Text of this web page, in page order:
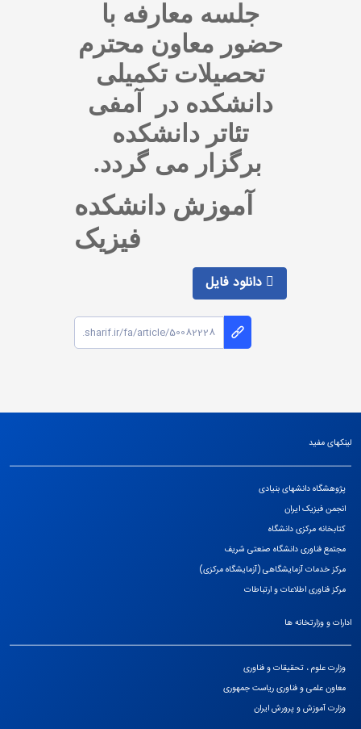
جلسه معارفه با
حضور معاون محترم
تحصیلات تکمیلی
دانشکده در آمفی
تئاتر دانشکده
برگزار می گردد.
آموزش دانشکده
فیزیک
دانلود فایل
لینکهای مفید
پژوهشگاه دانشهای بنیادی
انجمن فیزیک ایران
کتابخانه مرکزی دانشگاه
مجتمع فناوری دانشگاه صنعتی شریف
مرکز خدمات آزمایشگاهی (آزمایشگاه مرکزی)
مرکز فناوری اطلاعات و ارتباطات
ادارات و وزارتخانه ها
وزارت علوم ، تحقیقات و فناوری
معاون علمی و فناوری ریاست جمهوری
وزارت آموزش و پرورش ایران